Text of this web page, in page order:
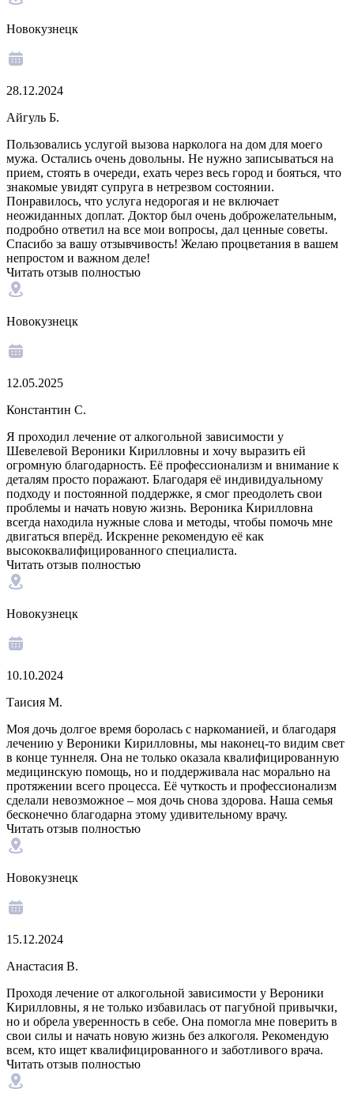
Новокузнецк
28.12.2024
Айгуль Б.
Пользовались услугой вызова нарколога на дом для моего
мужа. Остались очень довольны. Не нужно записываться на
прием, стоять в очереди, ехать через весь город и бояться, что
знакомые увидят супруга в нетрезвом состоянии.
Понравилось, что услуга недорогая и не включает
неожиданных доплат. Доктор был очень доброжелательным,
подробно ответил на все мои вопросы, дал ценные советы.
Спасибо за вашу отзывчивость! Желаю процветания в вашем
непростом и важном деле!
Читать отзыв полностью
Новокузнецк
12.05.2025
Константин С.
Я проходил лечение от алкогольной зависимости у
Шевелевой Вероники Кирилловны и хочу выразить ей
огромную благодарность. Её профессионализм и внимание к
деталям просто поражают. Благодаря её индивидуальному
подходу и постоянной поддержке, я смог преодолеть свои
проблемы и начать новую жизнь. Вероника Кирилловна
всегда находила нужные слова и методы, чтобы помочь мне
двигаться вперёд. Искренне рекомендую её как
высококвалифицированного специалиста.
Читать отзыв полностью
Новокузнецк
10.10.2024
Таисия М.
Моя дочь долгое время боролась с наркоманией, и благодаря
лечению у Вероники Кирилловны, мы наконец-то видим свет
в конце туннеля. Она не только оказала квалифицированную
медицинскую помощь, но и поддерживала нас морально на
протяжении всего процесса. Её чуткость и профессионализм
сделали невозможное – моя дочь снова здорова. Наша семья
бесконечно благодарна этому удивительному врачу.
Читать отзыв полностью
Новокузнецк
15.12.2024
Анастасия В.
Проходя лечение от алкогольной зависимости у Вероники
Кирилловны, я не только избавилась от пагубной привычки,
но и обрела уверенность в себе. Она помогла мне поверить в
свои силы и начать новую жизнь без алкоголя. Рекомендую
всем, кто ищет квалифицированного и заботливого врача.
Читать отзыв полностью